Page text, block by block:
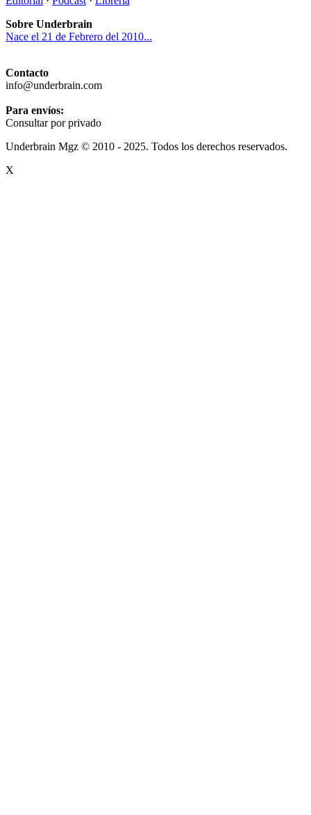
Sobre Underbrain
Nace el 21 de Febrero del 2010...
Contacto
info@underbrain.com
Para envíos:
Consultar por privado
Underbrain Mgz © 2010 - 2025. Todos los derechos reservados.
X